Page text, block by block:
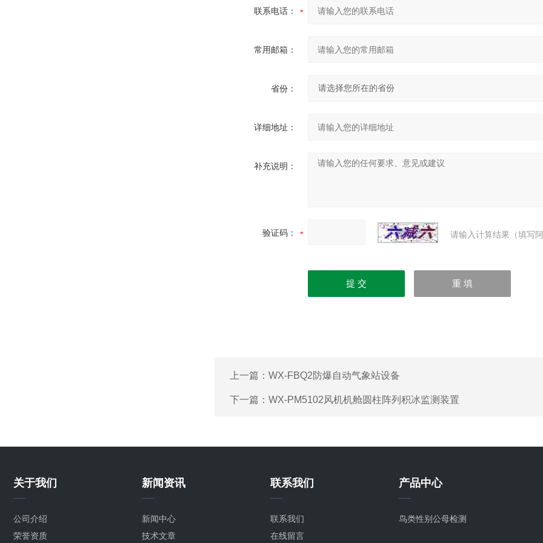
联系电话：
常用邮箱：
省份：
详细地址：
补充说明：
验证码： 请输入计算结果（填写
上一篇： WX-FBQ2防爆自动气象站设备
下一篇： WX-PM5102风机机舱圆柱阵列积冰监测装置
关于我们
公司介绍
荣誉资质
新闻资讯
新闻中心
技术文章
联系我们
联系我们
在线留言
产品中心
鸟类性别公母检测